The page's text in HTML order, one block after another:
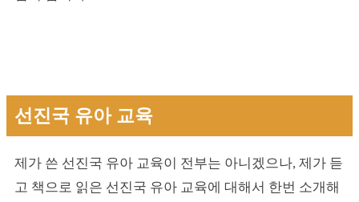
선진국 유아 교육
제가 쓴 선진국 유아 교육이 전부는 아니겠으나, 제가 듣
고 책으로 읽은 선진국 유아 교육에 대해서 한번 소개해